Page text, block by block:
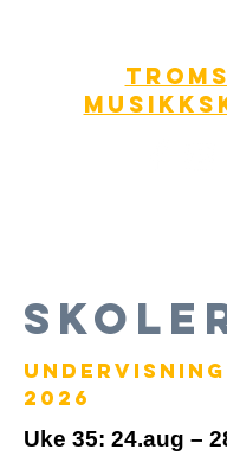
2026
Uke 35: 24.aug –